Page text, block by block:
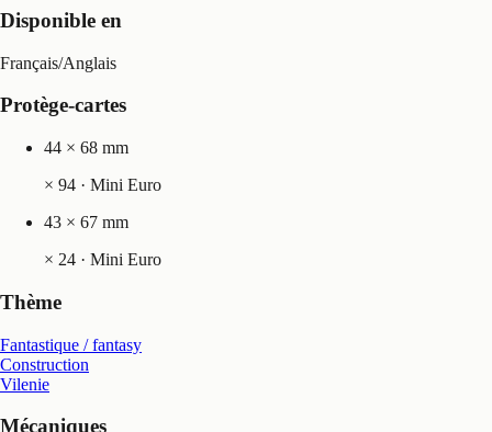
Disponible en
Français/Anglais
Protège-cartes
44 × 68 mm
× 94 · Mini Euro
43 × 67 mm
× 24 · Mini Euro
Thème
Fantastique / fantasy
Construction
Vilenie
Mécaniques